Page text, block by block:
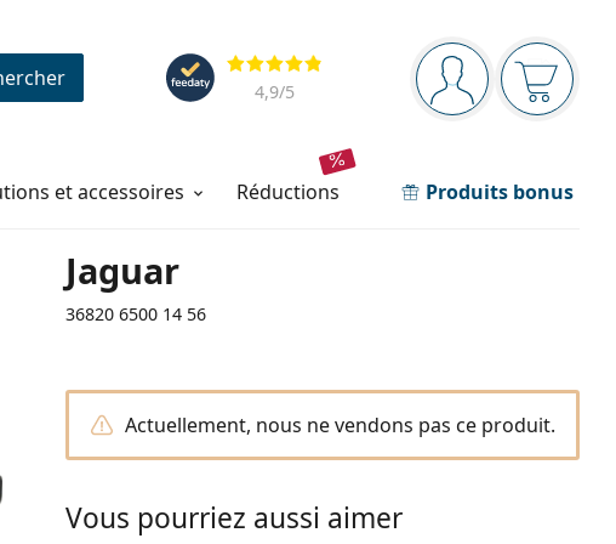
Barre de navigation
Vous êtesVotre
Évaluation
4,9/5
et accessoires réductions Produits bonus
Jaguar
36820 6500 14 56
Actuellement, nous ne vendons pas ce produit.
Vous pourriez aussi aimer